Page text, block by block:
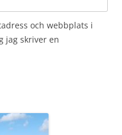
och webbplats i
jag skriver en